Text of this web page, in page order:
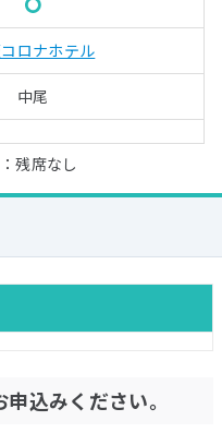
○
ロナホテル
中尾
残席なし
込みください。